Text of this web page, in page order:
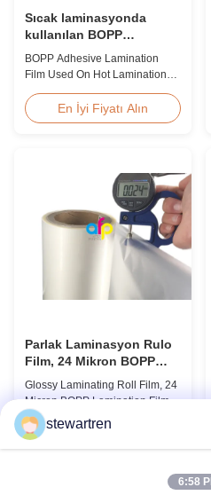
Sıcak laminasyonda
kullanılan BOPP
yapıştırıcı laminatör filmi
BOPP Adhesive Lamination
Film Used On Hot Lamination
suitable for various printing
methods, particularly offset
polypropylene) serves as the
base film produced through
extrusion coating ...
En İyi Fiyatı Alın
Parlak Laminasyon Rulo
Film, 24 Mikron BOPP
Laminasyon Filmi 445mm
* 3000m Rulo
Glossy Laminating Roll Film, 24
Micron BOPP Lamination Film
445mm × 3000m Roll Product
Overview Glossy 24micron
BOPP Thermal Lamination Film,
stewartren
6:58